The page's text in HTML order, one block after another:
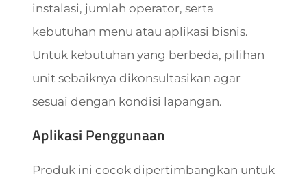
instalasi, jumlah operator, serta
kebutuhan menu atau aplikasi bisnis.
Untuk kebutuhan yang berbeda, pilihan
unit sebaiknya dikonsultasikan agar
sesuai dengan kondisi lapangan.
Aplikasi Penggunaan
Produk ini cocok dipertimbangkan untuk